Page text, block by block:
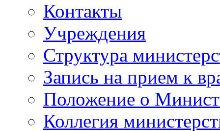
Контакты
Учреждения
Структура
Запись на прием к
Положение о
Коллегия